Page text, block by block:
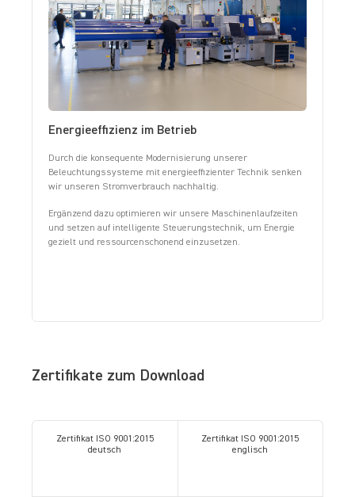
Energieeffizienz im Betrieb
Durch die konsequente Modernisierung unserer
Beleuchtungssysteme mit energieeffizienter Technik senken
wir unseren Stromverbrauch nachhaltig.
Ergänzend dazu optimieren wir unsere Maschinenlaufzeiten
und setzen auf intelligente Steuerungstechnik, um Energie
gezielt und ressourcenschonend einzusetzen.
Zertifikate zum Download
Zertifikat ISO 9001:2015
deutsch
Zertifikat ISO 9001:2015
englisch